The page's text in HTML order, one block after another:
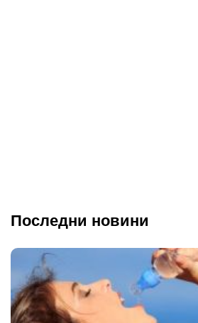
Последни новини